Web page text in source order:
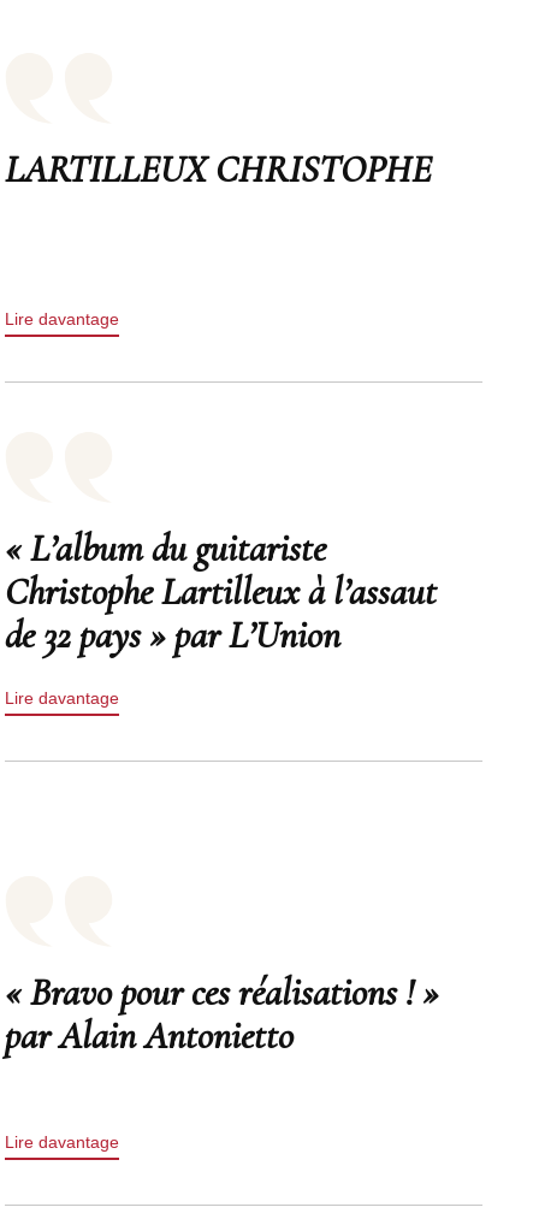
LARTILLEUX CHRISTOPHE
Lire davantage
« L’album du guitariste
Christophe Lartilleux à l’assaut
de 32 pays » par L’Union
Lire davantage
« Bravo pour ces réalisations ! »
par Alain Antonietto
Lire davantage